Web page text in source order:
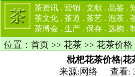
茶资讯 . 营销 . 文献 . 品鉴 .
茶文化 . 茶道 . 茶艺 . 泡茶 .
茶博会 . 生产 . 保存 . 选购 .
位置： 首页 >> 花茶 >> 花茶价格
枇杷花茶价格|花
来源:网络 查看: